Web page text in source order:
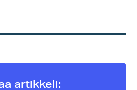
artikkeli: